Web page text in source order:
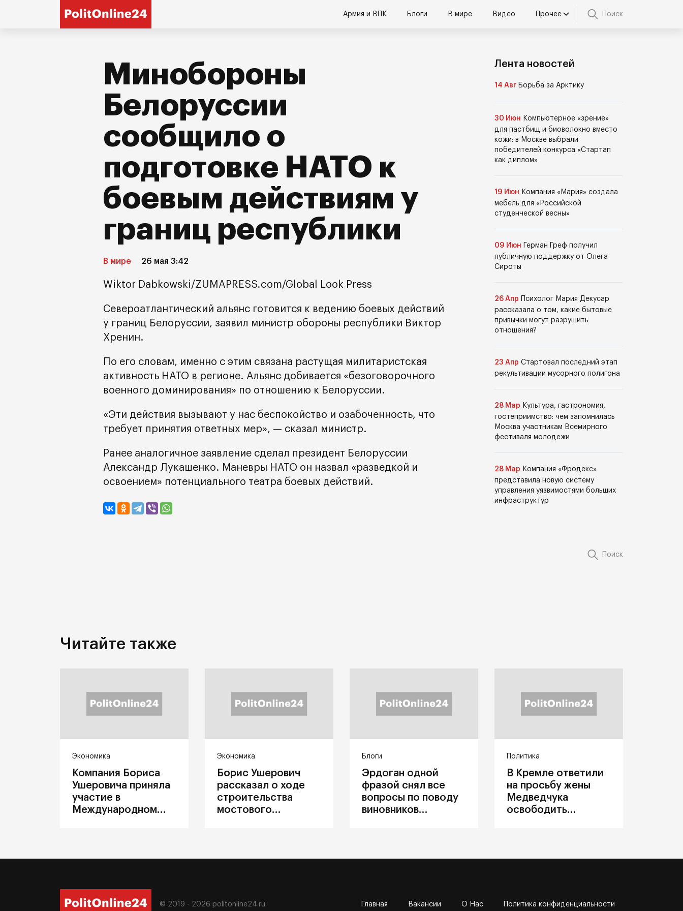
Армия и ВПК Блоги В мире Видео Прочее Поиск
Минобороны
Белоруссии
сообщило о
подготовке НАТО к
боевым действиям у
границ республики
В мире 26 мая 3:42
Wiktor Dabkowski/ZUMAPRESS.com/Global Look Press
Североатлантический альянс готовится к ведению боевых действий
у границ Белоруссии, заявил министр обороны республики Виктор
Хренин.
По его словам, именно с этим связана растущая милитаристская
активность НАТО в регионе. Альянс добивается «безоговорочного
военного доминирования» по отношению к Белоруссии.
«Эти действия вызывают у нас беспокойство и озабоченность, что
требует принятия ответных мер», — сказал министр.
Ранее аналогичное заявление сделал президент Белоруссии
Александр Лукашенко. Маневры НАТО он назвал «разведкой и
освоением» потенциального театра боевых действий.
Лента новостей
14 Авг Борьба за Арктику
30 Июн Компьютерное «зрение»
для пастбищ и биоволокно вместо
кожи: в Москве выбрали
победителей конкурса «Стартап
как диплом»
19 Июн Компания «Мария» создала
мебель для «Российской
студенческой весны»
09 Июн
Герман Греф получил
публичную поддержку от Олега
Сироты
26 Апр
Психолог Мария Декусар
рассказала о том, какие бытовые
привычки могут разрушить
отношения?
23 Апр Стартовал последний этап
рекультивации мусорного полигона
28 Мар Культура, гастрономия,
гостеприимство: чем запомнилась
Москва участникам Всемирного
фестиваля молодежи
28 Мар Компания «Фродекс»
представила новую систему
управления уязвимостями больших
инфраструктур
Поиск
Читайте также
Экономика
Компания Бориса
Ушеровича приняла
участие в
Международном
Экономика
Борис Ушерович
рассказал о ходе
строительства
мостового
Блоги
Эрдоган одной
фразой снял все
вопросы по поводу
виновников
Политика
В Кремле ответили
на просьбу жены
Медведчука
освободить
© 2019 - 2026 politonline24.ru Главная Вакансии О Нас Политика конфиденциальности